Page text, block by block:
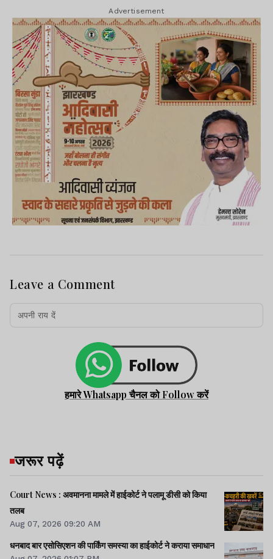
Advertisement
Leave a Comment
हमारे Whatsapp चैनल को Follow करें
जरूर पढ़ें
Court News : अवमानना मामले में हाईकोर्ट ने पलामू डीसी को किया
तलब
Aug 07, 2026 09:20 AM
धनबाद बार एसोसिएशन की पार्किंग समस्या का हाईकोर्ट ने कराया समाधान